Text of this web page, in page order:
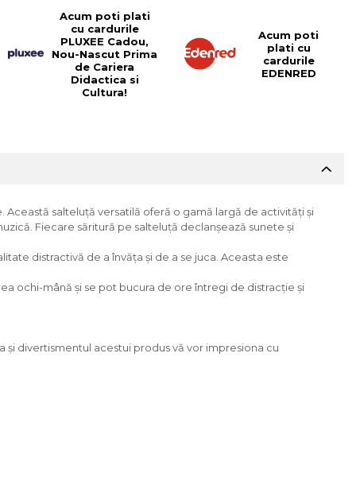
Acum poti plati
cu cardurile
PLUXEE Cadou,
Nou-Nascut Prima
de Cariera
Didactica si
Cultura!
Acum poti
plati cu
cardurile
EDENRED
salteluță versatilă oferă o gamă largă de activități și
Fiecare săritură pe salteluță declanșează sunete și
distractivă de a învăța și de a se juca. Aceasta este
ochi-mână și se pot bucura de ore întregi de distracție și
divertismentul acestui produs vă vor impresiona cu